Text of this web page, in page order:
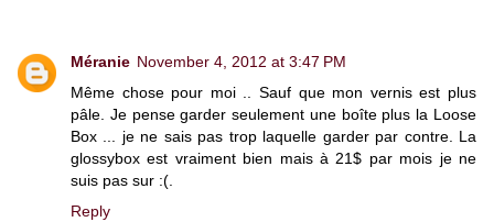
Méranie November 4, 2012 at 3:47 PM
Même chose pour moi .. Sauf que mon vernis est plus
pâle. Je pense garder seulement une boîte plus la Loose
Box ... je ne sais pas trop laquelle garder par contre. La
glossybox est vraiment bien mais à 21$ par mois je ne
suis pas sur :(.
Reply